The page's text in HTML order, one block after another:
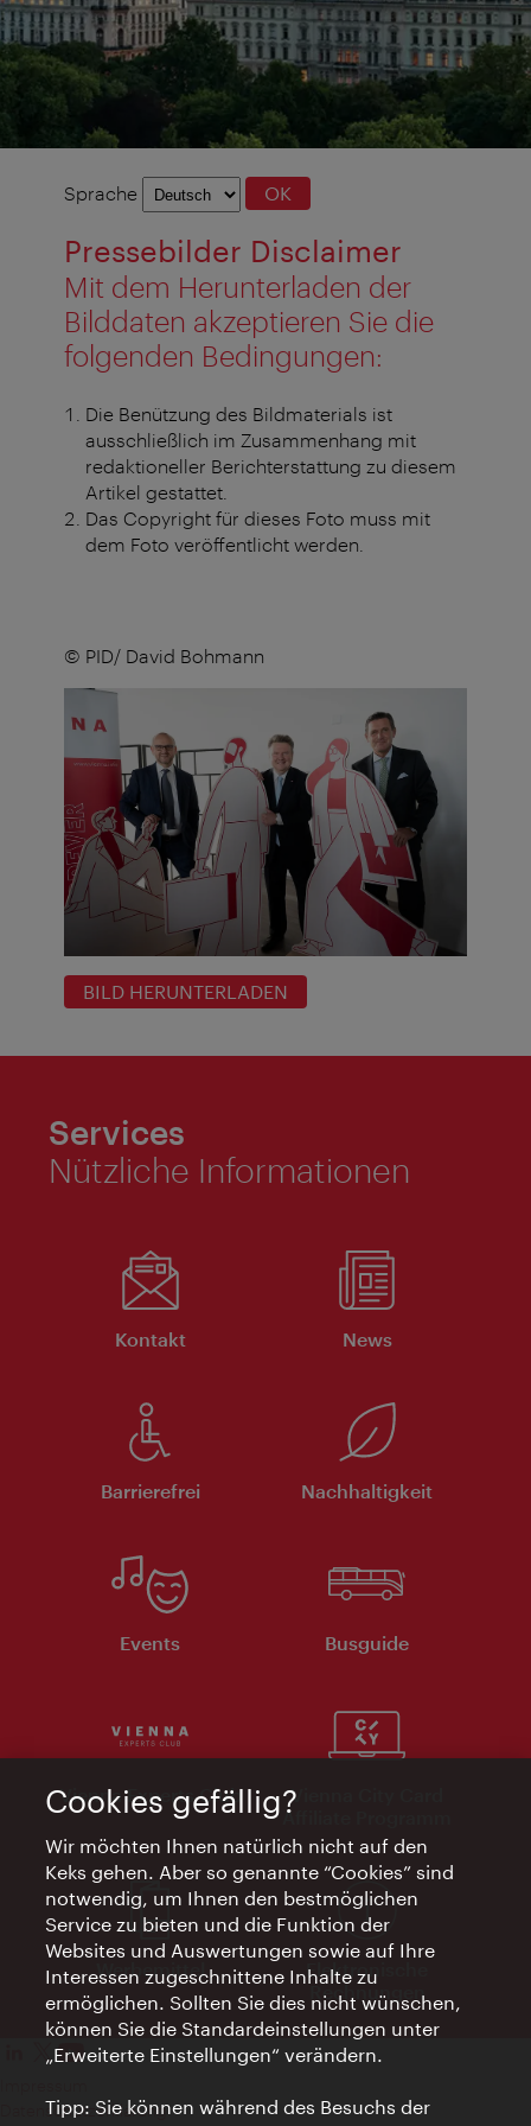
Sprachauswahl
Sprache OK
Pressebilder Disclaimer
Mit dem Herunterladen der
Bilddaten akzeptieren Sie die
folgenden Bedingungen:
Die Benützung des Bildmaterials ist
ausschließlich im Zusammenhang mit
redaktioneller Berichterstattung zu diesem
Artikel gestattet.
Das Copyright für dieses Foto muss mit
dem Foto veröffentlicht werden.
© PID/ David Bohmann
BILD HERUNTERLADEN
Services
Nützliche Informationen
Kontakt News
Barrierefrei Nachhaltigkeit
Events Busguide
Vienna Experts Club
Vienna City Card
Affiliate Programm
Werbemittel
Elektronische
Rechnungen
Datenschutzerklärung
Cookies gefällig?
Wir möchten Ihnen natürlich nicht auf den
Keks gehen. Aber so genannte “Cookies” sind
notwendig, um Ihnen den bestmöglichen
Service zu bieten und die Funktion der
Websites und Auswertungen sowie auf Ihre
Interessen zugeschnittene Inhalte zu
ermöglichen. Sollten Sie dies nicht wünschen,
können Sie die Standardeinstellungen unter
„Erweiterte Einstellungen“ verändern.
Tipp: Sie können während des Besuchs der